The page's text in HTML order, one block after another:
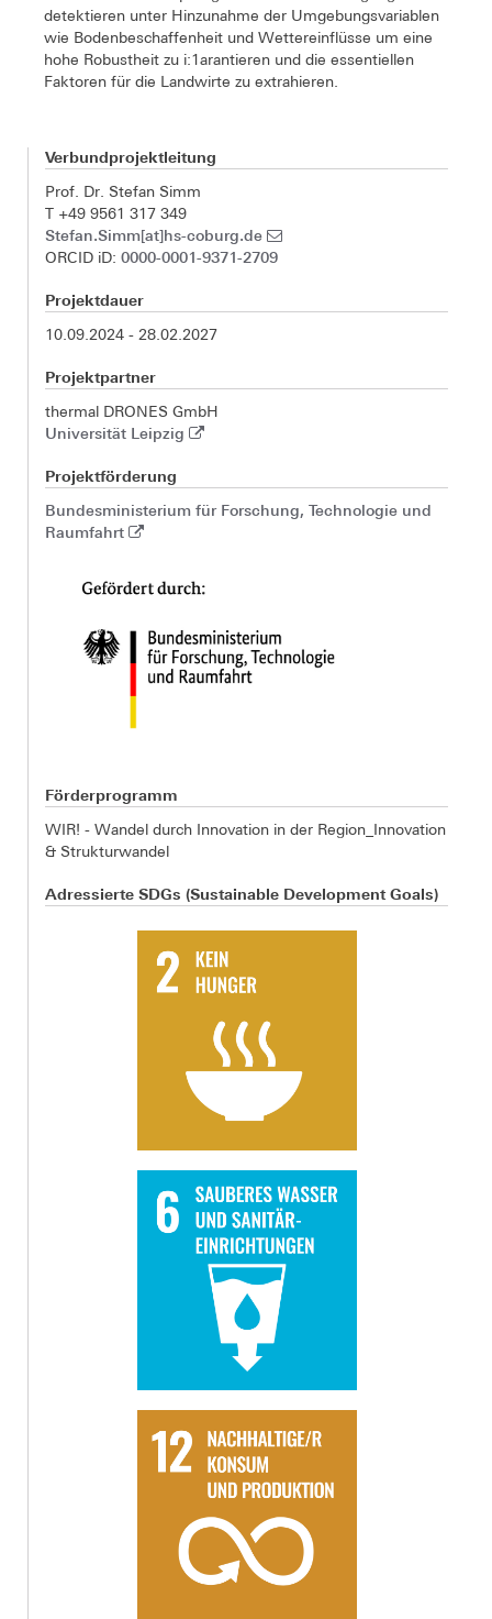
detektieren unter Hinzunahme der Umgebungsvariablen
wie Bodenbeschaffenheit und Wettereinflüsse um eine
hohe Robustheit zu i:1arantieren und die essentiellen
Faktoren für die Landwirte zu extrahieren.
Verbundprojektleitung
Prof. Dr. Stefan Simm
T +49 9561 317 349
Stefan.Simm[at]hs-coburg.de
ORCID iD: 0000-0001-9371-2709
Projektdauer
10.09.2024 - 28.02.2027
Projektpartner
thermal DRONES GmbH
Universität Leipzig
Projektförderung
Bundesministerium für Forschung, Technologie und
Raumfahrt
Förderprogramm
WIR! - Wandel durch Innovation in der Region_Innovation
& Strukturwandel
Adressierte SDGs (Sustainable Development Goals)